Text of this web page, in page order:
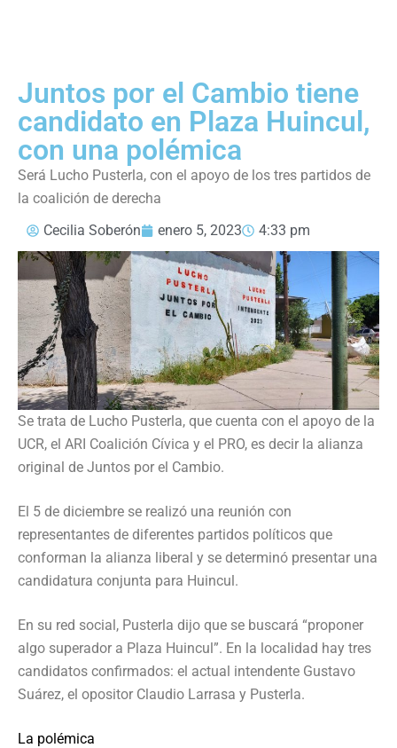
Juntos por el Cambio tiene
candidato en Plaza Huincul,
con una polémica
Será Lucho Pusterla, con el apoyo de los tres partidos de
la coalición de derecha
Cecilia Soberón
enero 5, 2023 4:33 pm
Se trata de Lucho Pusterla, que cuenta con el apoyo de la
UCR, el ARI Coalición Cívica y el PRO, es decir la alianza
original de Juntos por el Cambio.
El 5 de diciembre se realizó una reunión con
representantes de diferentes partidos políticos que
conforman la alianza liberal y se determinó presentar una
candidatura conjunta para Huincul.
En su red social, Pusterla dijo que se buscará “proponer
algo superador a Plaza Huincul”. En la localidad hay tres
candidatos confirmados: el actual intendente Gustavo
Suárez, el opositor Claudio Larrasa y Pusterla.
La polémica